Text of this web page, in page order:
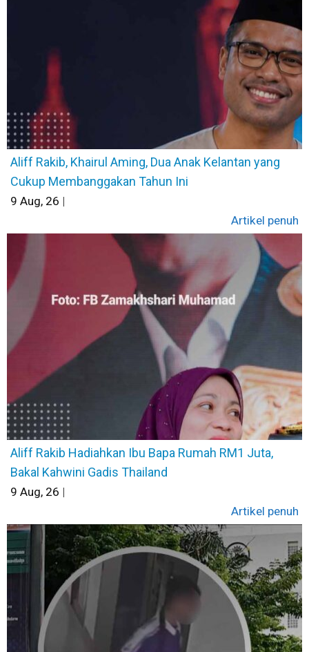
Aliff Rakib, Khairul Aming, Dua Anak Kelantan yang
Cukup Membanggakan Tahun Ini
9 Aug, 26 |
Artikel penuh
Aliff Rakib Hadiahkan Ibu Bapa Rumah RM1 Juta,
Bakal Kahwini Gadis Thailand
9 Aug, 26 |
Artikel penuh